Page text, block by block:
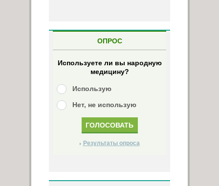
ОПРОС
Используете ли вы народную
медицину?
Использую
Нет, не использую
Результаты опроса